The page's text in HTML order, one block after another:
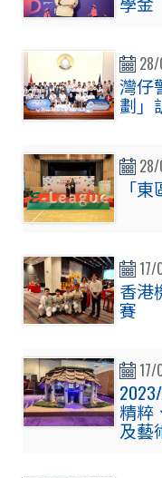
灣仔
劃」
「
香港
賽
精粹
及藝